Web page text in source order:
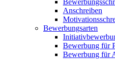
Anschreiben
Bewerbungsarten
Bewerbung für
Bewerbung für